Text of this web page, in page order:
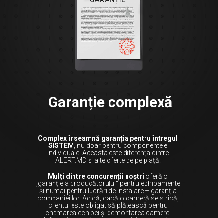
Garanție complexă
Mulți dintre concurenții noștri oferă o
„garanție a producătorului" pentru echipamente
și numai pentru lucrări de instalare – garanția
companiei lor. Adică, dacă o cameră se strică,
clientul este obligat să plătească pentru
chemarea echipei și demontarea camerei
Complex înseamnă garanția pentru întregul
SISTEM
, nu doar pentru componentele
individuale. Aceasta este diferența dintre
ALERT.MD și alte oferte de pe piață.